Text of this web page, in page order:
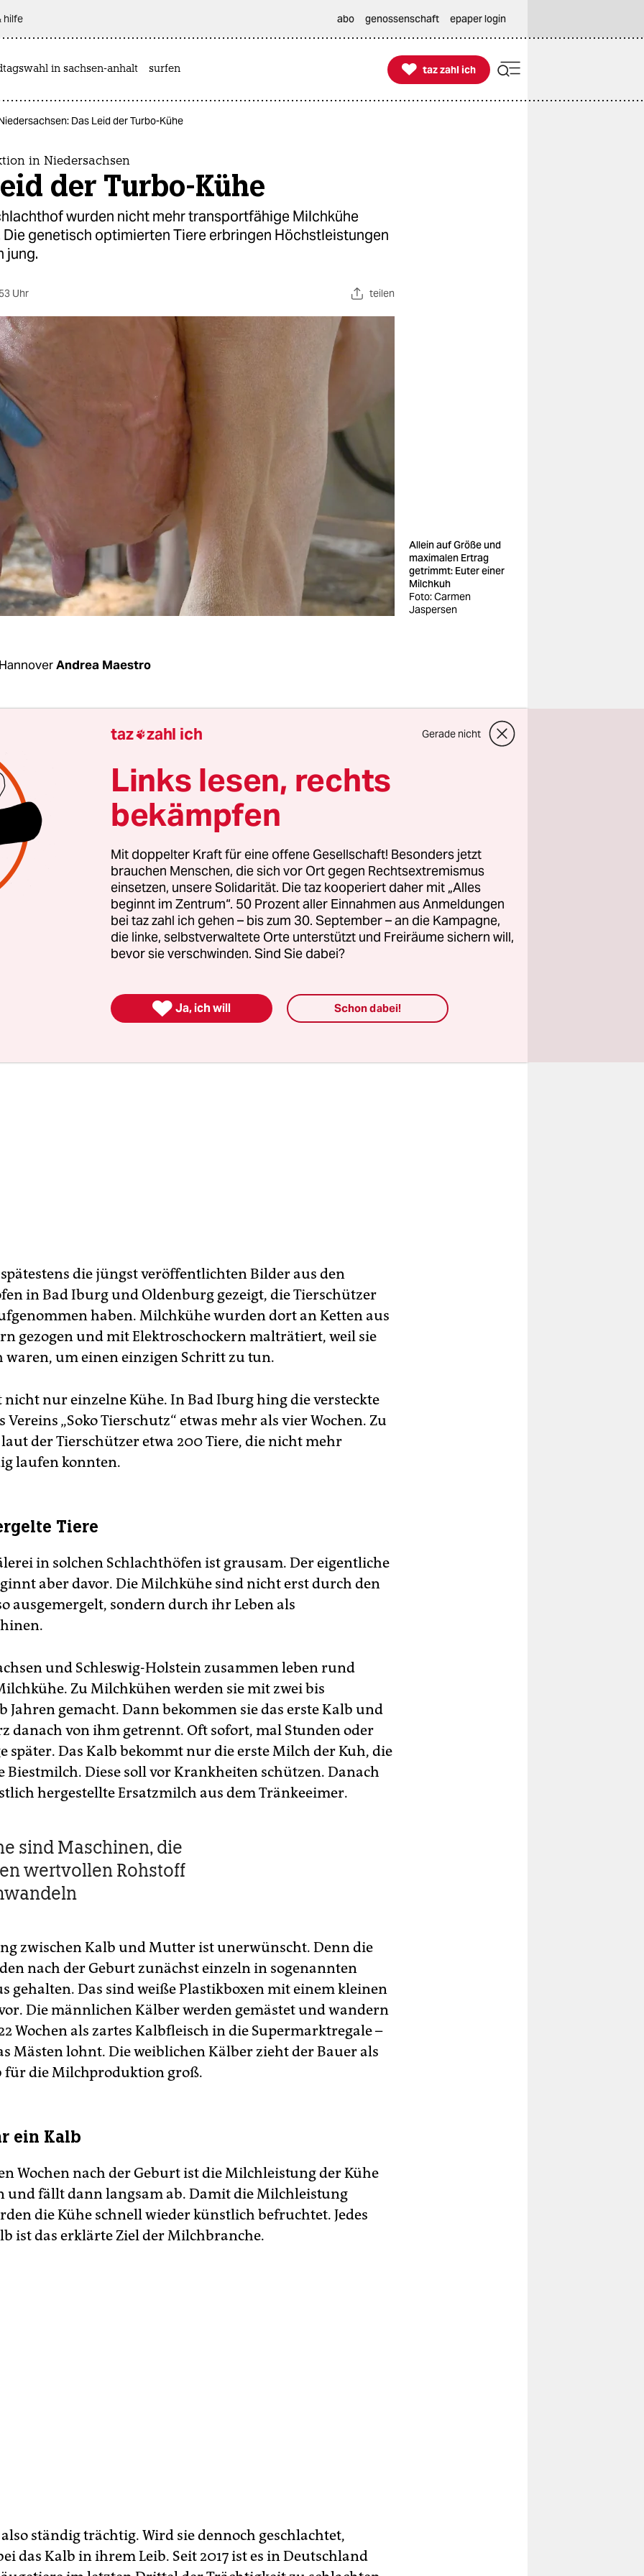
hilfe abo genossenschaft epaper login
in sachsen-anhalt surfen 
taz zahl ich
taz zahl ich
Das Leid der Turbo-Kühe
in Niedersachsen
der Turbo-Kühe
wurden nicht mehr transportfähige Milchkühe
genetisch optimierten Tiere erbringen Höchstleistungen
jung.
Uhr teilen
Allein auf Größe und
maximalen Ertrag
getrimmt: Euter einer
Milchkuh
Foto: Carmen
Jaspersen
Andrea Maestro
locker zwanzig Jahre alt werden. In der Milchproduktion
nicht älter als fünf. Dann kommen sie zum
Sie haben dann Zehntausende Liter Milch gegeben und
sind erschöpft. Die Hochleistungskuh schlechthin, die
Holstein-Friesian, gibt zwischen 8.000 und 16.000
in etwas weniger als einem Jahr. So preisen es die
an.
satt zu kriegen, müsste eine Kuh nur etwa acht
am Tag geben. Das wären im selben Zeitraum rund
Milch. Dass die Kuh unter Hochdruck produziert,
Zucht und Futter, geht nicht spurlos an ihr vorbei. Die
die jüngst veröffentlichten Bilder aus den
in Bad Iburg und Oldenburg gezeigt, die Tierschützer
haben. Milchkühe wurden dort an Ketten aus
gezogen und mit Elektroschockern malträtiert, weil sie
waren, um einen einzigen Schritt zu tun.
nur einzelne Kühe. In Bad Iburg hing die versteckte
Vereins „Soko Tierschutz“ etwas mehr als vier Wochen. Zu
der Tierschützer etwa 200 Tiere, die nicht mehr
laufen konnten.
Tiere
in solchen Schlachthöfen ist grausam. Der eigentliche
aber davor. Die Milchkühe sind nicht erst durch den
ausgemergelt, sondern durch ihr Leben als
und Schleswig-Holstein zusammen leben rund
Zu Milchkühen werden sie mit zwei bis
Jahren gemacht. Dann bekommen sie das erste Kalb und
danach von ihm getrennt. Oft sofort, mal Stunden oder
später. Das Kalb bekommt nur die erste Milch der Kuh, die
Biestmilch. Diese soll vor Krankheiten schützen. Danach
hergestellte Ersatzmilch aus dem Tränkeeimer.
sind Maschinen, die
wertvollen Rohstoff
zwischen Kalb und Mutter ist unerwünscht. Denn die
nach der Geburt zunächst einzeln in sogenannten
gehalten. Das sind weiße Plastikboxen mit einem kleinen
Die männlichen Kälber werden gemästet und wandern
Wochen als zartes Kalbfleisch in die Supermarktregale –
Mästen lohnt. Die weiblichen Kälber zieht der Bauer als
für die Milchproduktion groß.
ein Kalb
Wochen nach der Geburt ist die Milchleistung der Kühe
und fällt dann langsam ab. Damit die Milchleistung
die Kühe schnell wieder künstlich befruchtet. Jedes
ist das erklärte Ziel der Milchbranche.
ständig trächtig. Wird sie dennoch geschlachtet,
das Kalb in ihrem Leib. Seit 2017 ist es in Deutschland
taz zahl ich Gerade nicht
Links lesen, rechts
bekämpfen
Mit doppelter Kraft für eine offene Gesellschaft! Besonders jetzt
brauchen Menschen, die sich vor Ort gegen Rechtsextremismus
einsetzen, unsere Solidarität. Die taz kooperiert daher mit „Alles
beginnt im Zentrum“. 50 Prozent aller Einnahmen aus Anmeldungen
bei taz zahl ich gehen – bis zum 30. September – an die Kampagne,
die linke, selbstverwaltete Orte unterstützt und Freiräume sichern will,
bevor sie verschwinden. Sind Sie dabei?
 Ja, ich will Schon dabei!